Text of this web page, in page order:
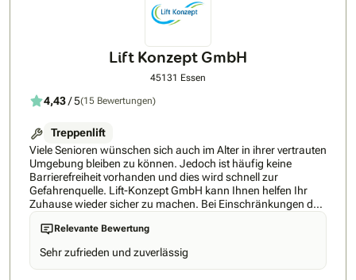
Lift Konzept GmbH
45131 Essen
4,43/ 5(15 Bewertungen)
Treppenlift
Viele Senioren wünschen sich auch im Alter in ihrer vertrauten
Umgebung bleiben zu können. Jedoch ist häufig keine
Barrierefreiheit vorhanden und dies wird schnell zur
Gefahrenquelle. Lift-Konzept GmbH kann Ihnen helfen Ihr
Zuhause wieder sicher zu machen. Bei Einschränkungen der
Bewegungsfreiheit stellen Treppen oftmals ein
unüberwindbares Hindernis dar. Das muss aber nicht länger
der Fall sein! Mit einem Lift von Lift-Konzept GmbH ist die
Treppe keine Barriere mehr. Alle anfallenden Arbeiten, von der
Planung bis zum Einbau, übernimmt das Unternehmen und
Relevante Bewertung
Sehr zufrieden und zuverlässig